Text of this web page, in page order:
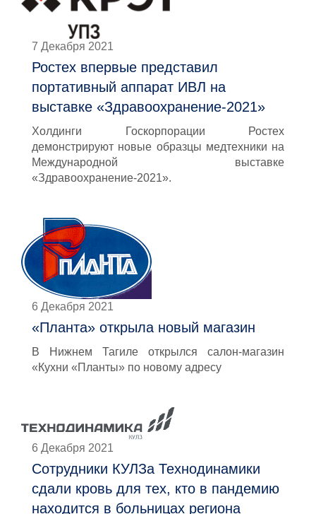
7 Декабря 2021
Ростех впервые представил
портативный аппарат ИВЛ на
выставке «Здравоохранение-2021»
Холдинги Госкорпорации Ростех
демонстрируют новые образцы медтехники на
Международной выставке
«Здравоохранение-2021».
6 Декабря 2021
«Планта» открыла новый магазин
В Нижнем Тагиле открылся салон-магазин
«Кухни «Планты» по новому адресу
6 Декабря 2021
Сотрудники КУЛЗа Технодинамики
сдали кровь для тех, кто в пандемию
находится в больницах региона